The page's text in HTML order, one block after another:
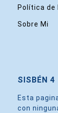
Política de
Sobre Mi
SISBÉN 4
Esta
con